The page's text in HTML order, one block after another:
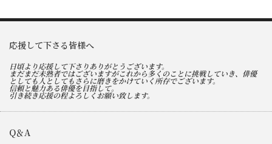
応援して下さる皆様へ
日頃より応援して下さりありがとうございます。
まだまだ未熟者ではございますがこれから多くのことに挑戦していき、俳優
としても人としてもさらに磨きをかけていく所存でございます。
信頼と魅力ある俳優を目指して。
引き続き応援の程よろしくお願い致します。
Q＆A